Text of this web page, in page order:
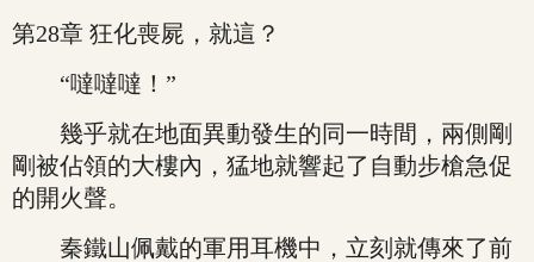
第28章 狂化喪屍，就這？
“噠噠噠！”
幾乎就在地面異動發生的同一時間，兩側剛
剛被佔領的大樓內，猛地就響起了自動步槍急促
的開火聲。
秦鐵山佩戴的軍用耳機中，立刻就傳來了前